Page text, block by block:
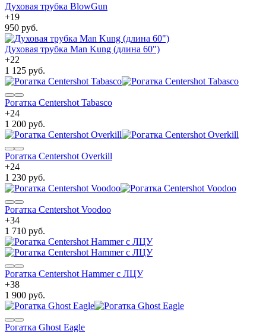
Духовая трубка BlowGun
+19
950 руб.
Духовая трубка Man Kung (длина 60")
+22
1 125 руб.
Рогатка Centershot Tabasco
+24
1 200 руб.
Рогатка Centershot Overkill
+24
1 230 руб.
Рогатка Centershot Voodoo
+34
1 710 руб.
Рогатка Centershot Hammer с ЛЦУ
+38
1 900 руб.
Рогатка Ghost Eagle